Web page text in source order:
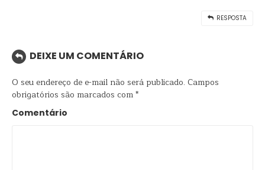
RESPOSTA
DEIXE UM COMENTÁRIO
O seu endereço de e-mail não será publicado. Campos
obrigatórios são marcados com*
Comentário